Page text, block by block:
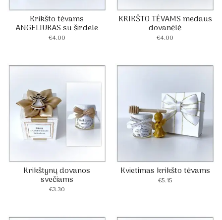
Krikšto tėvams
ANGELIUKAS su širdele
€4.00
KRIKŠTO TĖVAMS medaus
dovanėlė
€4.00
Krikštynų dovanos
svečiams
€3.30
Kvietimas krikšto tėvams
€5.15